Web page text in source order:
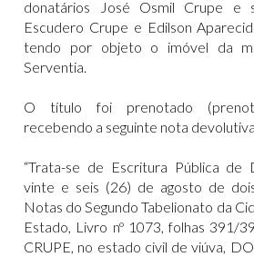
donatários José Osmil Crupe e
Escudero Crupe e Edilson
tendo por objeto o imóvel da
Serventia.
O título foi prenotado
recebendo a seguinte nota
“Trata-se de Escritura Pública de
vinte e seis (26) de agosto de
Notas do Segundo Tabelionato da
Estado, Livro nº 1073, folhas 391/
CRUPE, no estado civil de viúva,